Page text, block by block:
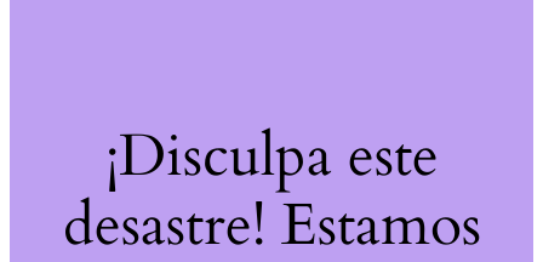
¡Disculpa este
desastre! Estamos